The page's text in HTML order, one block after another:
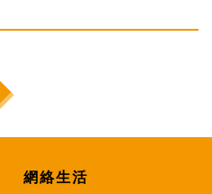
網絡生活